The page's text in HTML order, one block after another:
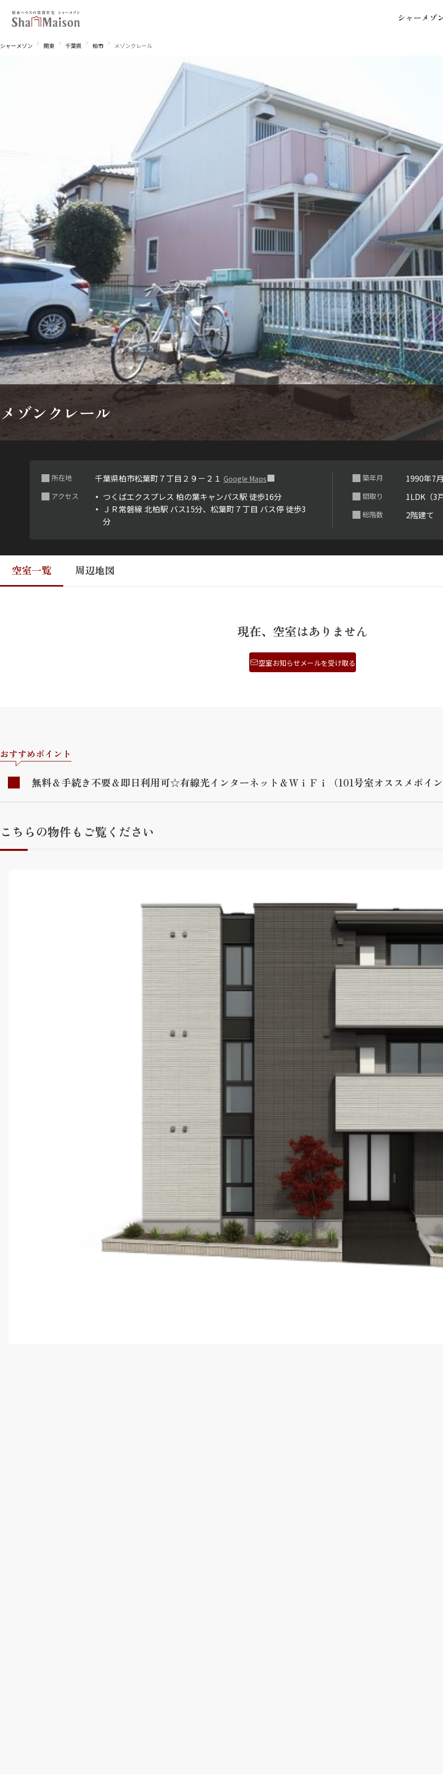
シ ャーメ ゾ
関東
中部
中国・四国
市区郡・路線・駅から
地図から探す
シャーメゾンとは シャーメゾンセレクション ルームツアー
動画ギャラリー ShaMaison STYLE
シャーメ
らくらく内
シャーメゾ
自立型サー
お問い合わ
シャーメゾ
らくらく
シャーメゾ
シャーメゾン 関東 千葉県 柏市 メゾンクレール
メゾンクレール
所在地 千葉県柏市松葉町７丁目２９－２１ Google Maps
アクセス
つくばエクスプレス 柏の葉キャンパス駅 徒歩16分
ＪＲ常磐線 北柏駅 バス15分、松葉町７丁目 バス停 徒歩3
分
築年月 1990年7
間取り 1LDK（3
総階数 2階建て
空室一覧 周辺地図
現在、空室はありません
空室お知らせメールを受け取る
おすすめポイント
無料＆手続き不要＆即日利用可☆有線光インターネット＆ＷｉＦｉ（101号室オススメポイ
こちらの物件もご覧ください